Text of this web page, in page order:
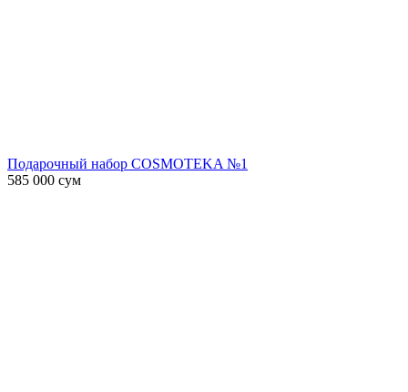
Подарочный набор COSMOTEKA №1
585 000 сум